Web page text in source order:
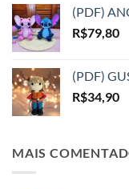
(PDF)
R$79,80
(PDF)
R$34,90
MAIS